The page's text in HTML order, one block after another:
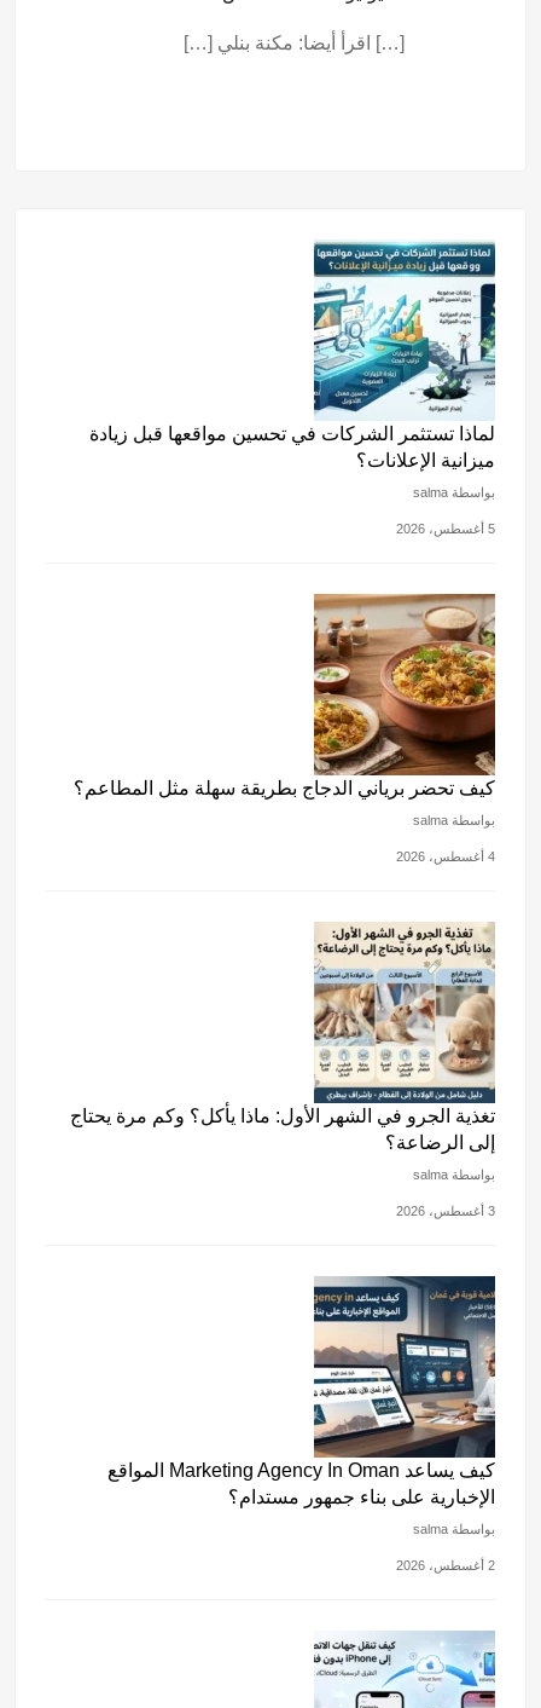
[…] اقرأ أيضا: مكنة بنلي […]
لماذا تستثمر الشركات في تحسين مواقعها قبل زيادة
ميزانية الإعلانات؟
بواسطة salma
5 أغسطس، 2026
كيف تحضر برياني الدجاج بطريقة سهلة مثل المطاعم؟
بواسطة salma
4 أغسطس، 2026
تغذية الجرو في الشهر الأول: ماذا يأكل؟ وكم مرة يحتاج
إلى الرضاعة؟
بواسطة salma
3 أغسطس، 2026
كيف يساعد Marketing Agency In Oman المواقع
الإخبارية على بناء جمهور مستدام؟
بواسطة salma
2 أغسطس، 2026